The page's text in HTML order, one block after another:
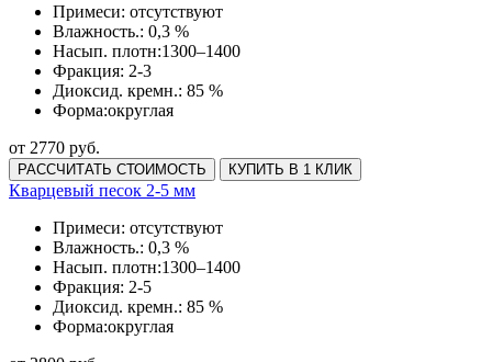
Примеси: отсутствуют
Влажность.: 0,3 %
Насып. плотн:1300–1400
Фракция: 2-3
Диоксид. кремн.: 85 %
Форма:округлая
от 2770 руб.
РАССЧИТАТЬ СТОИМОСТЬ КУПИТЬ В 1 КЛИК
Кварцевый песок 2-5 мм
Примеси: отсутствуют
Влажность.: 0,3 %
Насып. плотн:1300–1400
Фракция: 2-5
Диоксид. кремн.: 85 %
Форма:округлая